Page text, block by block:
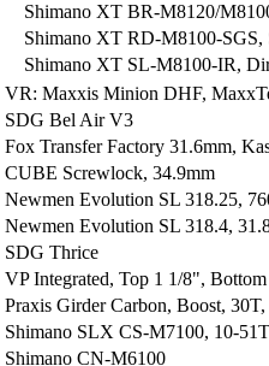
Shimano XT BR-M8120/
Shimano XT RD-M8100-SGS,
Shimano XT SL-M8100-IR,
VR: Maxxis Minion DHF,
SDG Bel Air V3
Fox Transfer Factory 31.6mm,
CUBE Screwlock, 34.9mm
Newmen Evolution SL 318.25,
Newmen Evolution SL 318.4,
SDG Thrice
VP Integrated, Top 1 1/8",
Praxis Girder Carbon, Boost,
Shimano SLX CS-M7100, 10-51T
Shimano CN-M6100